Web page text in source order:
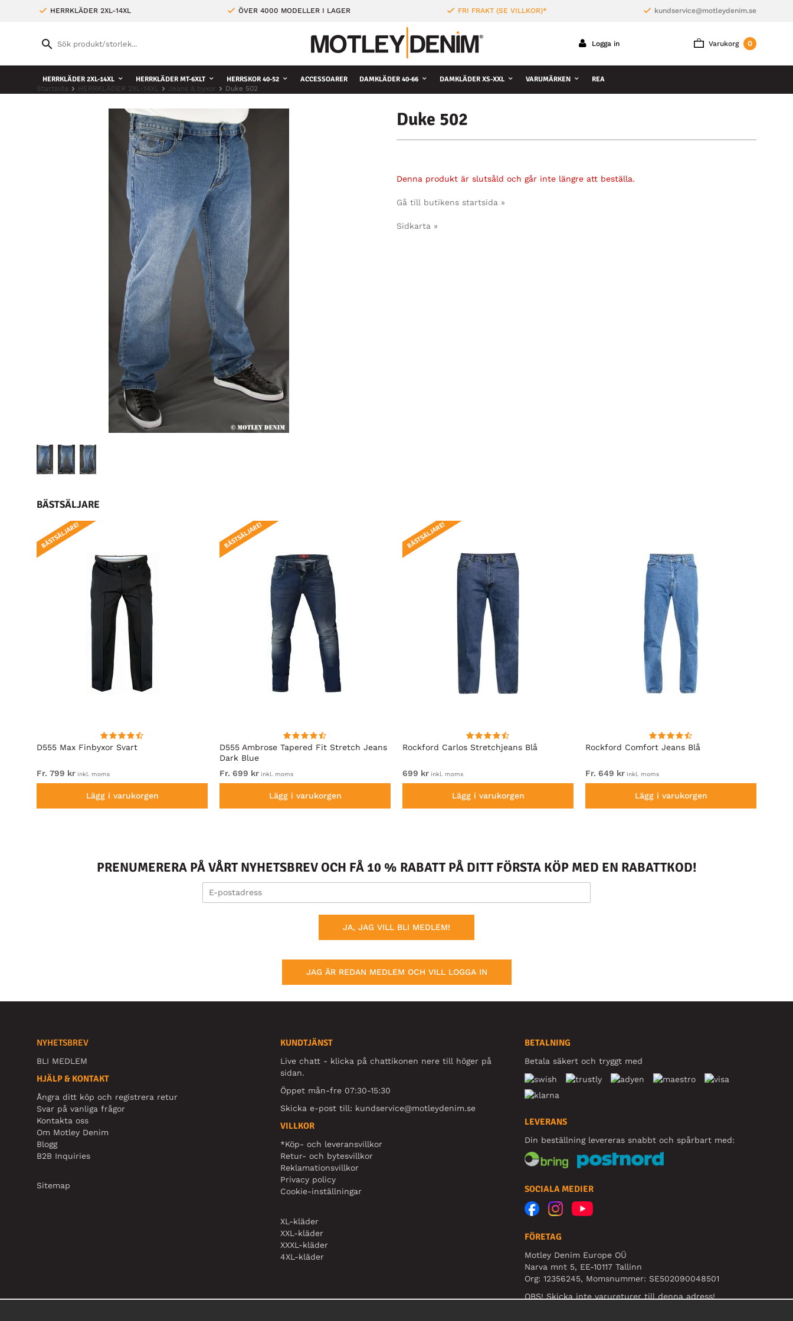
HERRKLÄDER 2XL-14XL ÖVER 4000 MODELLER I LAGER FRI FRAKT (SE VILLKOR)* kundservice@motleydenim.se
Varukorg 0
Logga in
HERRKLÄDER 2XL-14XL HERRKLÄDER MT-6XLT HERRSKOR 40-52 ACCESSOARER DAMKLÄDER 40-66 DAMKLÄDER XS-XXL VARUMÄRKEN REA
Startsida HERRKLÄDER 2XL-14XL Jeans & byxor Duke 502
Duke 502
Denna produkt är slutsåld och går inte längre att beställa.
Gå till butikens startsida »
Sidkarta »
BÄSTSÄLJARE
D555 Max Finbyxor Svart
BÄSTSÄLJARE!
Fr. 799 kr inkl. moms
Lägg i varukorgen
D555 Ambrose Tapered Fit Stretch Jeans
Dark Blue
BÄSTSÄLJARE!
Fr. 699 kr inkl. moms
Lägg i varukorgen
Rockford Carlos Stretchjeans Blå
BÄSTSÄLJARE!
699 kr inkl. moms
Lägg i varukorgen
Rockford Comfort Jeans Blå
Fr. 649 kr inkl. moms
Lägg i varukorgen
PRENUMERERA PÅ VÅRT NYHETSBREV OCH FÅ 10 % RABATT PÅ DITT FÖRSTA KÖP MED EN RABATTKOD!
JA, JAG VILL BLI MEDLEM!
JAG ÄR REDAN MEDLEM OCH VILL LOGGA IN
NYHETSBREV
BLI MEDLEM
HJÄLP & KONTAKT
Ångra ditt köp och registrera retur
Svar på vanliga frågor
Kontakta oss
Om Motley Denim
Blogg
B2B Inquiries
Sitemap
KUNDTJÄNST
Live chatt - klicka på chattikonen nere till höger på
sidan.
Öppet mån-fre 07:30-15:30
Skicka e-post till: kundservice@motleydenim.se
VILLKOR
*Köp- och leveransvillkor
Retur- och bytesvillkor
Reklamationsvillkor
Privacy policy
Cookie-inställningar
XL-kläder
XXL-kläder
XXXL-kläder
4XL-kläder
BETALNING
Betala säkert och tryggt med
LEVERANS
Din beställning levereras snabbt och spårbart med:
SOCIALA MEDIER
FÖRETAG
Motley Denim Europe OÜ
Narva mnt 5, EE-10117 Tallinn
Org: 12356245, Momsnummer: SE502090048501
OBS! Skicka inte varureturer till denna adress!